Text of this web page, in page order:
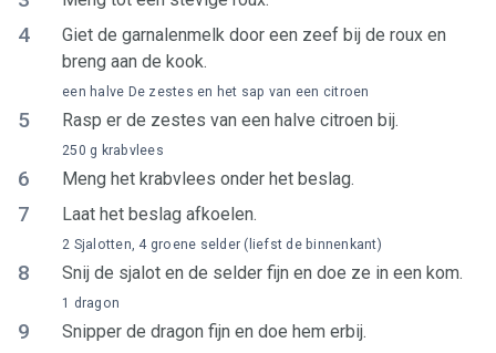
4
Giet de garnalenmelk door een zeef bij de roux en
breng aan de kook.
5 Rasp er de zestes van een halve citroen bij.
een halve De zestes en het sap van een citroen
6 Meng het krabvlees onder het beslag.
250 g krabvlees
7 Laat het beslag afkoelen.
8 Snij de sjalot en de selder fijn en doe ze in een kom.
2 Sjalotten, 4 groene selder (liefst de binnenkant)
9 Snipper de dragon fijn en doe hem erbij.
1 dragon